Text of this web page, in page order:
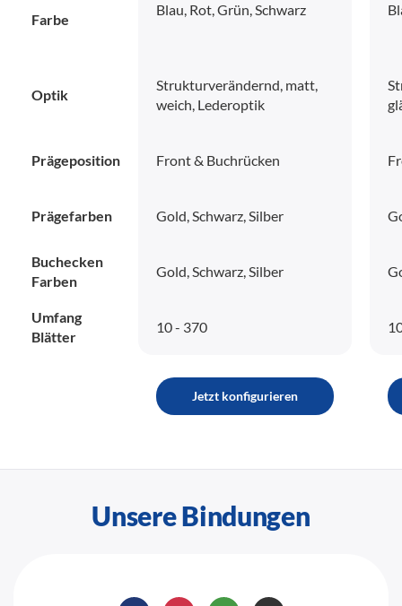
Farbe
Blau, Rot, Grün, Schwarz
Optik
Strukturverändernd, matt,
weich, Lederoptik
Prägeposition Front & Buchrücken
Prägefarben Gold, Schwarz, Silber
Buchecken
Farben
Gold, Schwarz, Silber
Umfang
Blätter
10 - 370
Jetzt konfigurieren
Unsere Bindungen